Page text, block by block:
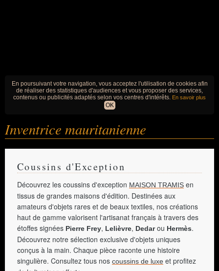
En poursuivant votre navigation, vous acceptez l'utilisation de cookies afin
de réaliser des statistiques d'audiences et vous proposer des services,
contenus ou publicités adaptés selon vos centres d'intérêts. En savoir plus
OK
Inventrice mauritanienne
Coussins d'Exception
Découvrez les coussins d'exception MAISON TRAMIS en
tissus de grandes maisons d'édition. Destinées aux
amateurs d'objets rares et de beaux textiles, nos créations
haut de gamme valorisent l'artisanat français à travers des
étoffes signées Pierre Frey, Lelièvre, Dedarou Hermès.
Découvrez notre sélection exclusive d'objets uniques
conçus à la main. Chaque pièce raconte une histoire
singulière. Consultez tous nos coussins de luxe et profitez